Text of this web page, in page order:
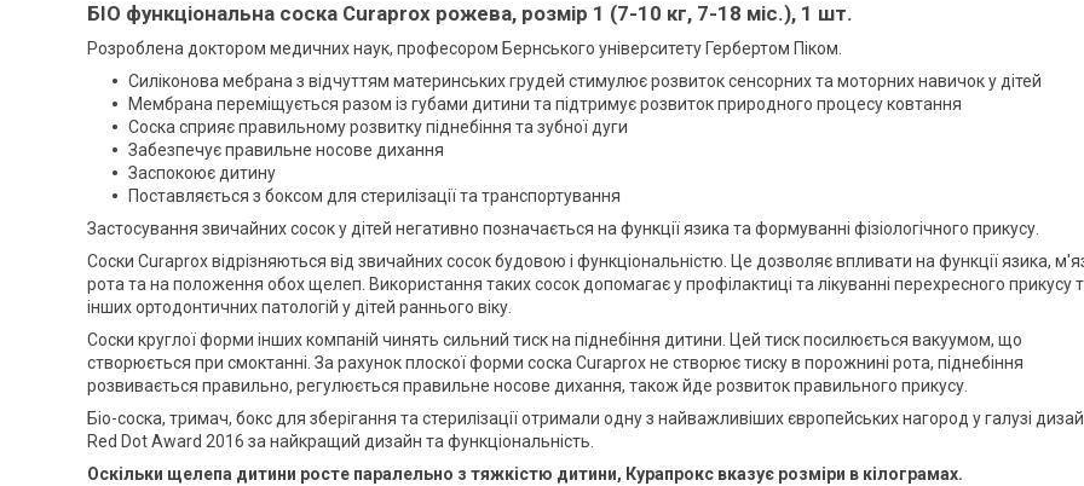
БІО функціональна соска Curaprox рожева, розмір 1 (7-10 кг, 7-18 міс.), 1 шт.
Розроблена доктором медичних наук, професором Бернського університету Гербертом Піком.
Силіконова мебрана з відчуттям материнських грудей стимулює розвиток сенсорних та моторних навичок у дітей
Мембрана переміщується разом із губами дитини та підтримує розвиток природного процесу ковтання
Соска сприяє правильному розвитку піднебіння та зубної дуги
Забезпечує правильне носове дихання
Заспокоює дитину
Поставляється з боксом для стерилізації та транспортування
Застосування звичайних сосок у дітей негативно позначається на функції язика та формуванні фізіологічного прикусу.
Соски Curaprox відрізняються від звичайних сосок будовою і функціональністю. Це дозволяє впливати на функції язика,
рота та на положення обох щелеп. Використання таких сосок допомагає у профілактиці та лікуванні перехресного прикусу
інших ортодонтичних патологій у дітей раннього віку.
Соски круглої форми інших компаній чинять сильний тиск на піднебіння дитини. Цей тиск посилюється вакуумом, що
створюється при смоктанні. За рахунок плоскої форми соска Curaprox не створює тиску в порожнині рота, піднебіння
розвивається правильно, регулюється правильне носове дихання, також йде розвиток правильного прикусу.
Біо-соска, тримач, бокс для зберігання та стерилізації отримали одну з найважливіших європейських нагород у галузі
Red Dot Award 2016 за найкращий дизайн та функціональність.
Оскільки щелепа дитини росте паралельно з тяжкістю дитини, Курапрокс вказує розміри в кілограмах.